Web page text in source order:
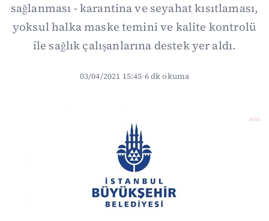
sağlanması - karantina ve seyahat kısıtlaması,
yoksul halka maske temini ve kalite kontrolü
ile sağlık çalışanlarına destek yer aldı.
03/04/2021 15:45·6 dk okuma